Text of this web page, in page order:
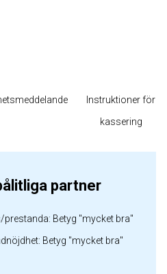
Instruktioner för
kassering
partner
prestanda: Betyg "mycket bra"
Betyg "mycket bra"